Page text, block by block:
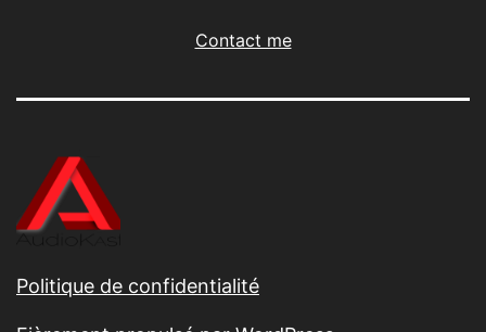
Contact me
Politique de confidentialité